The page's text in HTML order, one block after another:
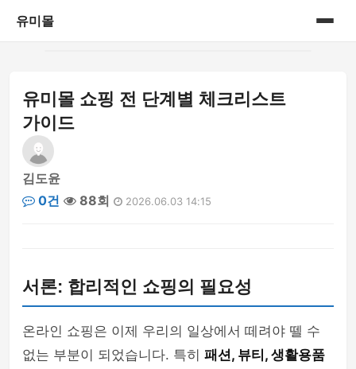
유미몰
온라인 쇼핑몰
유미몰 쇼핑 전 단계별 체크리스트
가이드
김도윤
0건
88회 2026.06.03 14:15
서론: 합리적인 쇼핑의 필요성
온라인 쇼핑은 이제 우리의 일상에서 떼려야 뗄 수
없는 부분이 되었습니다. 특히 패션, 뷰티, 생활용품